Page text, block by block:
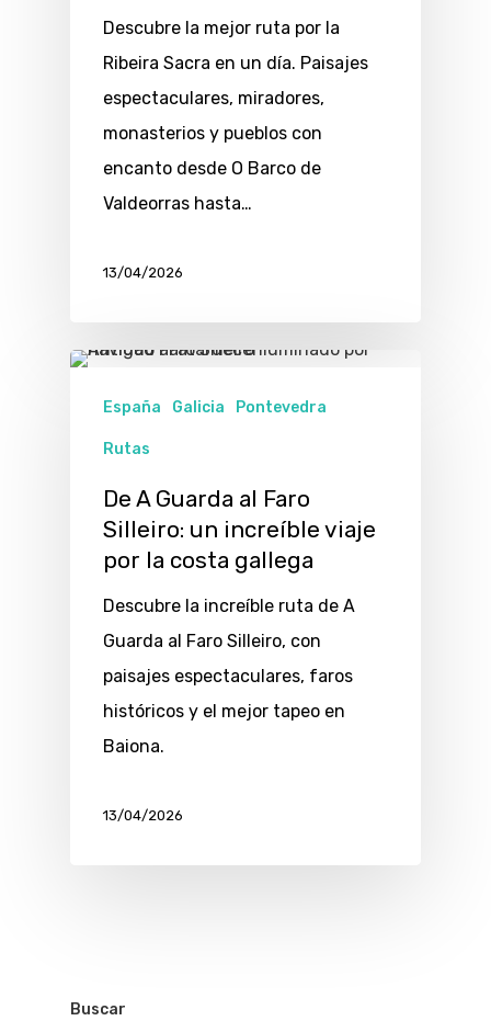
Descubre la mejor ruta por la
Ribeira Sacra en un día. Paisajes
espectaculares, miradores,
monasterios y pueblos con
encanto desde O Barco de
Valdeorras hasta…
13/04/2026
España Galicia Pontevedra
Rutas
De A Guarda al Faro
Silleiro: un increíble viaje
por la costa gallega
Descubre la increíble ruta de A
Guarda al Faro Silleiro, con
paisajes espectaculares, faros
históricos y el mejor tapeo en
Baiona.
13/04/2026
Buscar